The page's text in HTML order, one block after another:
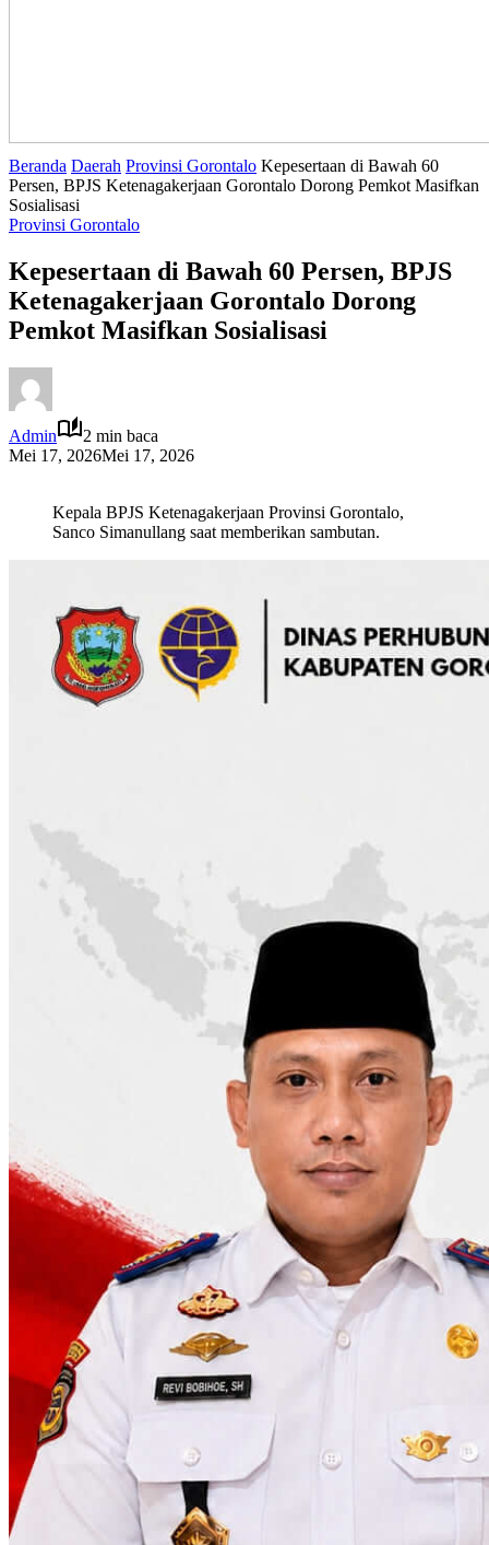
Beranda Daerah Provinsi Gorontalo Kepesertaan di Bawah 60
Persen, BPJS Ketenagakerjaan Gorontalo Dorong Pemkot Masifkan
Sosialisasi
Provinsi Gorontalo
Kepesertaan di Bawah 60 Persen, BPJS
Ketenagakerjaan Gorontalo Dorong
Pemkot Masifkan Sosialisasi
Admin
2 min baca
Mei 17, 2026Mei 17, 2026
Kepala BPJS Ketenagakerjaan Provinsi Gorontalo,
Sanco Simanullang saat memberikan sambutan.